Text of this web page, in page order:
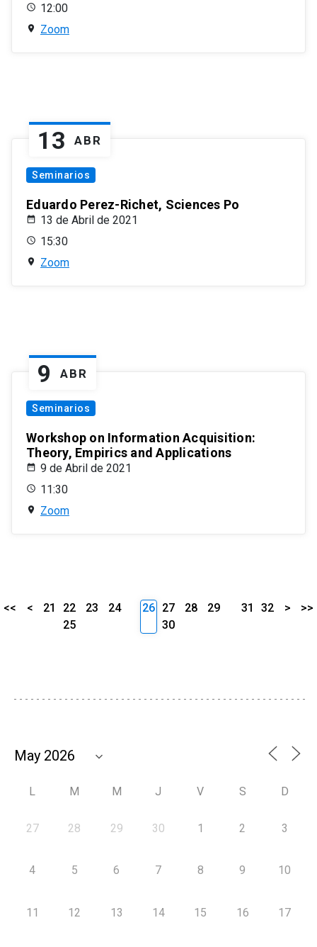
12:00
Zoom
13 ABR
Seminarios
Eduardo Perez-Richet, Sciences Po
13 de Abril de 2021
15:30
Zoom
9 ABR
Seminarios
Workshop on Information Acquisition:
Theory, Empirics and Applications
9 de Abril de 2021
11:30
Zoom
<< < 21 22 23
24
25
26 27 28
29
30
31 32 > >>
L M M J V S D
27 28 29 30 1 2 3
4 5 6 7 8 9 10
11 12 13 14 15 16 17